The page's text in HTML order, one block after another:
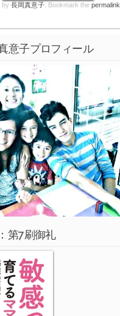
by 長岡真意子. Bookmark the permalink
意子プロフィール
第7刷御礼